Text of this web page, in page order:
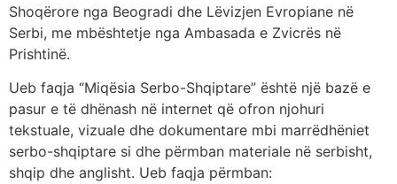
Shoqërore nga Beogradi dhe Lëvizjen Evropiane në
Serbi, me mbështetje nga Ambasada e Zvicrës në
Prishtinë.
Ueb faqja “Miqësia Serbo-Shqiptare” është një bazë e
pasur e të dhënash në internet që ofron njohuri
tekstuale, vizuale dhe dokumentare mbi marrëdhëniet
serbo-shqiptare si dhe përmban materiale në serbisht,
shqip dhe anglisht. Ueb faqja përmban: